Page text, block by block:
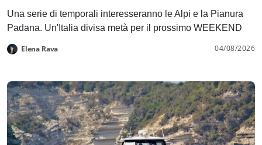
Una serie di temporali interesseranno le Alpi e la Pianura
Padana. Un'Italia divisa metà per il prossimo WEEKEND
Elena Rava 04/08/2026